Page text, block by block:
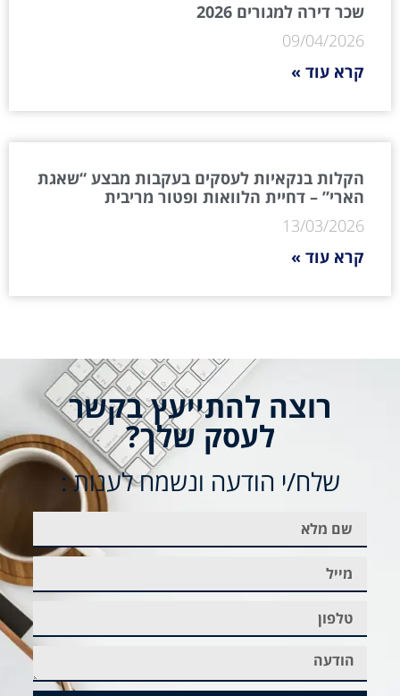
שכר דירה למגורים 2026
09/04/2026
קרא עוד »
הקלות בנקאיות לעסקים בעקבות מבצע “שאגת
הארי” – דחיית הלוואות ופטור מריבית
13/03/2026
קרא עוד »
רוצה להתייעץ בקשר
לעסק שלך?
שלח/י הודעה ונשמח לענות :